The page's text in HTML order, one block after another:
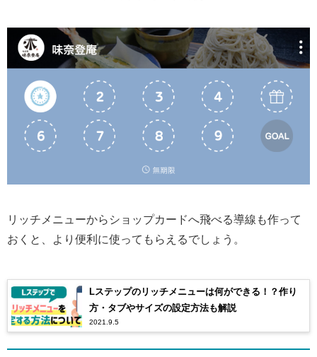
リッチメニューからショップカードへ飛べる導線も作って
おくと、より便利に使ってもらえるでしょう。
Lステップのリッチメニューは何ができる！？作り
方・タブやサイズの設定方法も解説
2021.9.5